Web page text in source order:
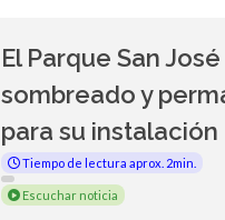
El Parque San
sombreado y
para su instalación
Tiempo de lectura aprox. 2min.
Escuchar noticia